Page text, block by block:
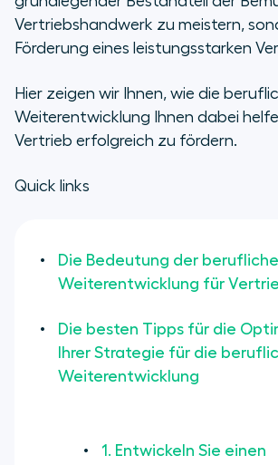
Die besten Tipps für die
berufliche
Schlüsselbereiche der
Weiterentwicklung für
Vertriebshandwerk zu meistern,
Förderung eines leistungsstarken
Hier zeigen wir Ihnen, wie die
Weiterentwicklung Ihnen dabei
Vertrieb erfolgreich zu fördern.
Quick links
Die Bedeutung der
Weiterentwicklung für
Die besten Tipps für die
Ihrer Strategie für die
Weiterentwicklung
1. Entwickeln Sie einen